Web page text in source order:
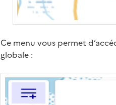
Ce menu vous permet
globale :